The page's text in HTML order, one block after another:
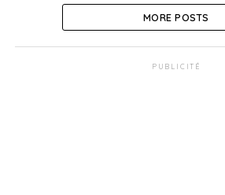
MORE POSTS
PUBLICITÉ